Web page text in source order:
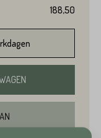
188,50